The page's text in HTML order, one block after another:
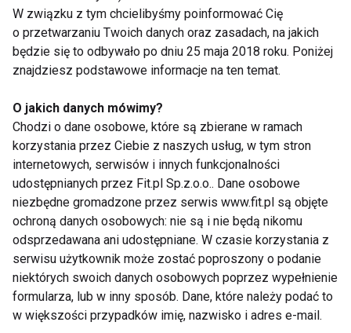
wartościowy ruch? Najprościej mówiąc, są to
użytkownicy zainteresowani Twoim produktem lub
usługą. W mojej opinii, warto przy tym skorzystać z
zdaję sobie sprawę, że szczególnie na początku,
wszystko chcemy zrobić sami aby ograniczać
koszty. Przecież to tylko ustawienie reklam, prawda?
To błędne myślenie, które kosztować nas będzie
wiele pieniędzy. Dobry specjalista od e-commerce,
zanim wyda choćby najmniejszą kwotę,
przeanalizuje Twoje potrzeby, zbada rynek, w
początkowym okresie funkcjonowania sklepu
spróbuje znaleźć niszę, która zapewni Ci napływ
pierwszych zamówień przy zachowaniu niskiego
kosztu pozyskania transakcji. To
W związku z tym chcielibyśmy poinformować Cię
o przetwarzaniu Twoich danych oraz zasadach, na jakich
będzie się to odbywało po dniu 25 maja 2018 roku. Poniżej
znajdziesz podstawowe informacje na ten temat.
O jakich danych mówimy?
Chodzi o dane osobowe, które są zbierane w ramach
korzystania przez Ciebie z naszych usług, w tym stron
internetowych, serwisów i innych funkcjonalności
udostępnianych przez Fit.pl Sp.z.o.o.. Dane osobowe
niezbędne gromadzone przez serwis www.fit.pl są objęte
ochroną danych osobowych: nie są i nie będą nikomu
odsprzedawana ani udostępniane. W czasie korzystania z
serwisu użytkownik może zostać poproszony o podanie
niektórych swoich danych osobowych poprzez wypełnienie
formularza, lub w inny sposób. Dane, które należy podać to
w większości przypadków imię, nazwisko i adres e-mail.